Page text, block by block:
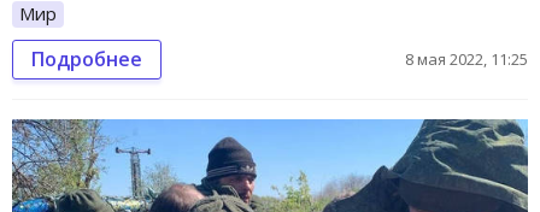
Мир
Подробнее 8 мая 2022, 11:25